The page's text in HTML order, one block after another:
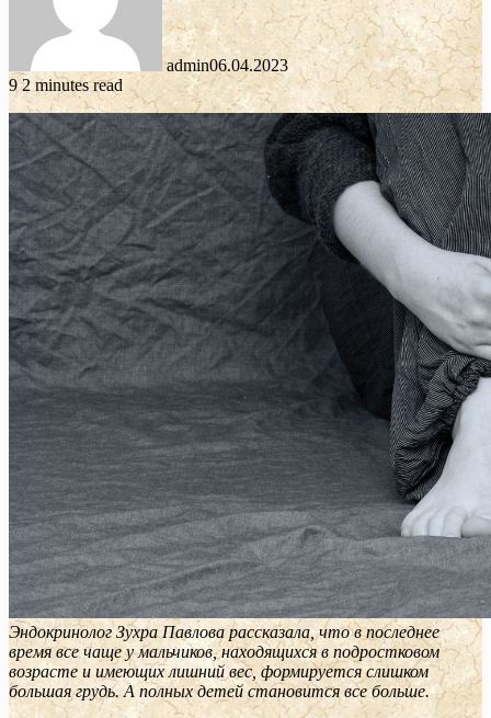
admin06.04.2023
92 minutes read
Эндокринолог Зухра Павлова рассказала, что в последнее
время все чаще у мальчиков, находящихся в подростковом
возрасте и имеющих лишний вес, формируется слишком
большая грудь. А полных детей становится все больше.